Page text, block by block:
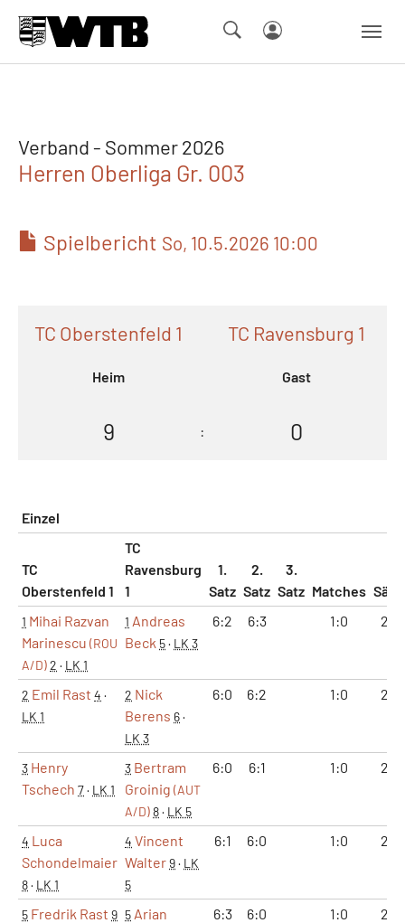
Verband - Sommer 2026
Herren Oberliga Gr. 003
Spielbericht So, 10.5.2026 10:00
TC Oberstenfeld 1
Heim
TC Ravensburg 1
Gast
9 : 0
Einzel
TC
Oberstenfeld 1
TC
Ravensburg
1
1.
Satz
2.
Satz
3.
Satz Matches
1 Mihai Razvan
Marinescu (ROU
A/D)2 · LK 1
1 Andreas
Beck 5· LK 3
6:2 6:3 1:0 2:0
2 Emil Rast 4 ·
LK 1
2 Nick
Berens 6·
LK 3
6:0 6:2 1:0 2:0
3 Henry
Tschech 7· LK 1
3 Bertram
Groinig (AUT
A/D)8· LK 5
6:0 6:1 1:0 2:0
4 Luca
Schondelmaier
8· LK 1
4 Vincent
Walter9· LK
5
6:1 6:0 1:0 2:0
5 Fredrik Rast 9 5 Arian
6:3 6:0 1:0 2:0